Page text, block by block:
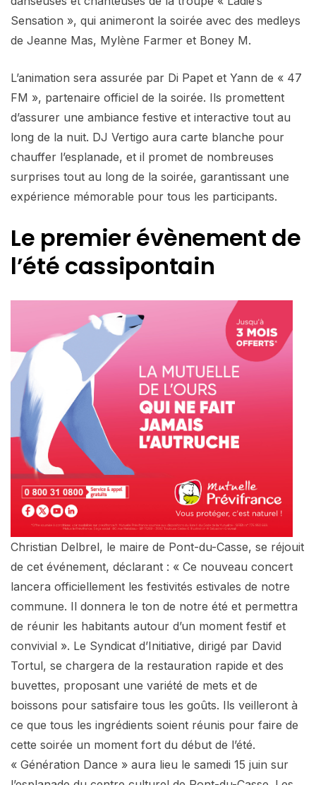
Sensation », qui animeront la soirée avec des medleys
de Jeanne Mas, Mylène Farmer et Boney M.
L’animation sera assurée par Di Papet et Yann de « 47
FM », partenaire officiel de la soirée. Ils promettent
d’assurer une ambiance festive et interactive tout au
long de la nuit. DJ Vertigo aura carte blanche pour
chauffer l’esplanade, et il promet de nombreuses
surprises tout au long de la soirée, garantissant une
expérience mémorable pour tous les participants.
Le premier évènement de
l’été cassipontain
Christian Delbrel, le maire de Pont-du-Casse, se réjouit
de cet événement, déclarant : « Ce nouveau concert
lancera officiellement les festivités estivales de notre
commune. Il donnera le ton de notre été et permettra
de réunir les habitants autour d’un moment festif et
convivial ». Le Syndicat d’Initiative, dirigé par David
Tortul, se chargera de la restauration rapide et des
buvettes, proposant une variété de mets et de
boissons pour satisfaire tous les goûts. Ils veilleront à
ce que tous les ingrédients soient réunis pour faire de
cette soirée un moment fort du début de l’été.
« Génération Dance » aura lieu le samedi 15 juin sur